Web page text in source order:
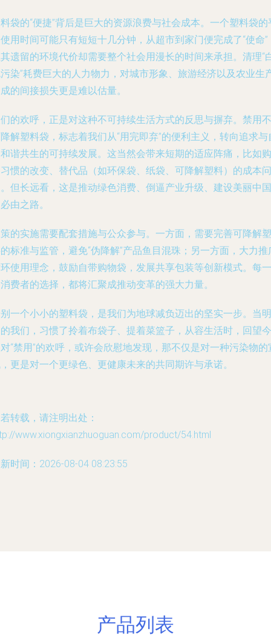
袋的“便捷”背后是巨大的资源浪费与社会成本。一个塑料袋的
用时间可能只有短短十几分钟，从超市到家门便完成了“使命”
遗留的环境代价却需要整个社会用漫长的时间来承担。清理“
染”耗费巨大的人力物力，对城市形象、旅游经济以及农业生
的间接损失更是难以估量。
的欢呼，正是对这种不可持续生活方式的反思与摒弃。禁用不
解塑料袋，标志着我们从“用完即弃”的便利主义，转向追求与
谐共生的可持续发展。这当然会带来短期的适应阵痛，比如购
惯的改变、替代品（如环保袋、纸袋、可降解塑料）的成本问
但长远看，这是推动绿色消费、倒逼产业升级、建设美丽中国
由之路。
的实施需要配套措施与公众参与。一方面，需要完善可降解塑
标准与监管，避免“伪降解”产品鱼目混珠；另一方面，大力推
使用理念，鼓励自带购物袋，发展共享包装等创新模式。每一
费者的选择，都将汇聚成推动变革的强大力量。
一个小小的塑料袋，是我们为地球减负迈出的坚实一步。当明
我们，习惯了拎着布袋子、提着菜篮子，从容生活时，回望今
“禁用”的欢呼，或许会欣慰地发现，那不仅是对一种污染物的
更是对一个更绿色、更健康未来的共同期许与承诺。
转载，请注明出处：
www.xiongxianzhuoguan.com/product/54.html
时间：2026-08-04 08:23:55
产品列表